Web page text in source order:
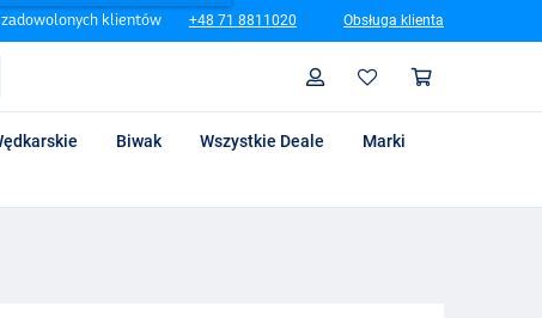
klientów +48 71 8811020 Obsługa klienta
Profil
Biwak Wszystkie Deale
Marki